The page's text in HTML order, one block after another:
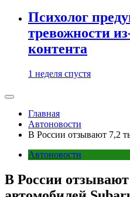
Психолог
тревожности
контента
1 неделя спустя
Главная
Автоновости
В России отзывают 7,2
Автоновости
В России